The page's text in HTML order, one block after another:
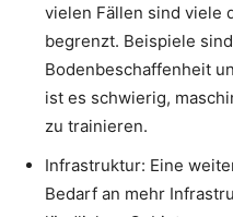
vielen Fällen sind viele
begrenzt. Beispiele
Bodenbeschaffenheit
ist es schwierig,
zu trainieren.
Infrastruktur: Eine
Bedarf an mehr